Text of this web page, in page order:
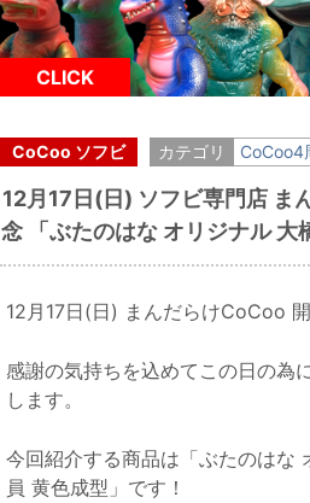
CLICK
CoCoo ソフビ カテゴリ CoCoo4
12月17日(日) ソフビ専門店 ま
念 「ぶたのはな オリジナル 大
12月17日(日) まんだらけCoCoo
感謝の気持ちを込めてこの日の為
します。
今回紹介する商品は「ぶたのはな
員 黄色成型」です！